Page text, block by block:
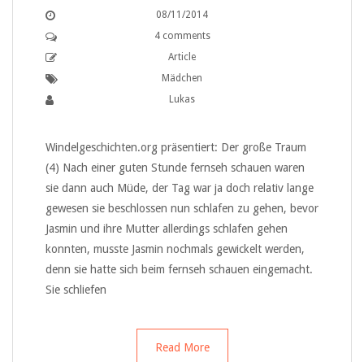
08/11/2014
4 comments
Article
Mädchen
Lukas
Windelgeschichten.org präsentiert: Der große Traum
(4) Nach einer guten Stunde fernseh schauen waren
sie dann auch Müde, der Tag war ja doch relativ lange
gewesen sie beschlossen nun schlafen zu gehen, bevor
Jasmin und ihre Mutter allerdings schlafen gehen
konnten, musste Jasmin nochmals gewickelt werden,
denn sie hatte sich beim fernseh schauen eingemacht.
Sie schliefen
Read More